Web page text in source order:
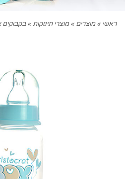
ראשי » מוצרים » מוצרי תינוקות » בקבוקים